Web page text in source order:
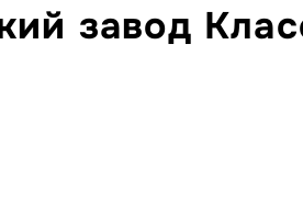
завод